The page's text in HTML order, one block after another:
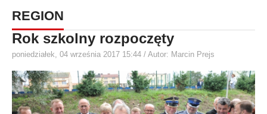
REGION
Rok szkolny rozpoczęty
poniedziałek, 04 września 2017 15:44 / Autor: Marcin Prejs